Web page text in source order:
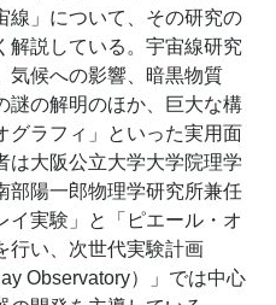
線」について、その研究の
解説している。宇宙線研究
気候への影響、暗黒物質
謎の解明のほか、巨大な構
グラフィ」といった実用面
は大阪公立大学大学院理学
部陽一郎物理学研究所兼任
イ実験」と「ピエール・オ
行い、次世代実験計画
Observatory）」では中心